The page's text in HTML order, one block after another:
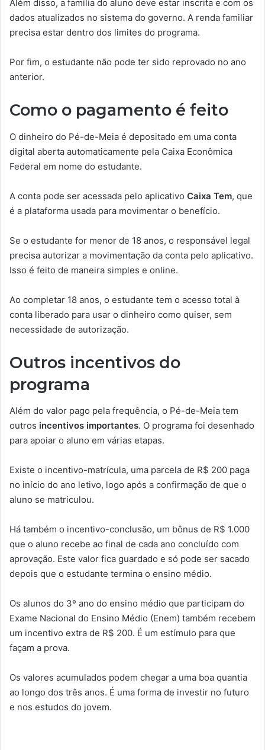
Além disso, a família do aluno deve estar inscrita e com os
dados atualizados no sistema do governo. A renda familiar
precisa estar dentro dos limites do programa.
Por fim, o estudante não pode ter sido reprovado no ano
anterior.
Como o pagamento é feito
O dinheiro do Pé-de-Meia é depositado em uma conta
digital aberta automaticamente pela Caixa Econômica
Federal em nome do estudante.
A conta pode ser acessada pelo aplicativo Caixa Tem, que
é a plataforma usada para movimentar o benefício.
Se o estudante for menor de 18 anos, o responsável legal
precisa autorizar a movimentação da conta pelo aplicativo.
Isso é feito de maneira simples e online.
Ao completar 18 anos, o estudante tem o acesso total à
conta liberado para usar o dinheiro como quiser, sem
necessidade de autorização.
Outros incentivos do
programa
Além do valor pago pela frequência, o Pé-de-Meia tem
outros incentivos importantes. O programa foi desenhado
para apoiar o aluno em várias etapas.
Existe o incentivo-matrícula, uma parcela de R$ 200 paga
no início do ano letivo, logo após a confirmação de que o
aluno se matriculou.
Há também o incentivo-conclusão, um bônus de R$ 1.000
que o aluno recebe ao final de cada ano concluído com
aprovação. Este valor fica guardado e só pode ser sacado
depois que o estudante termina o ensino médio.
Os alunos do 3º ano do ensino médio que participam do
Exame Nacional do Ensino Médio (Enem) também recebem
um incentivo extra de R$ 200. É um estímulo para que
façam a prova.
Os valores acumulados podem chegar a uma boa quantia
ao longo dos três anos. É uma forma de investir no futuro
e nos estudos do jovem.